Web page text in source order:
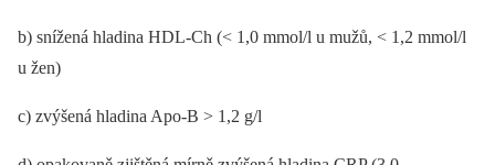
b) snížená hladina HDL-Ch (< 1,0 mmol/l u mužů, < 1,2 mmol/l
u žen)
c) zvýšená hladina Apo-B > 1,2 g/l